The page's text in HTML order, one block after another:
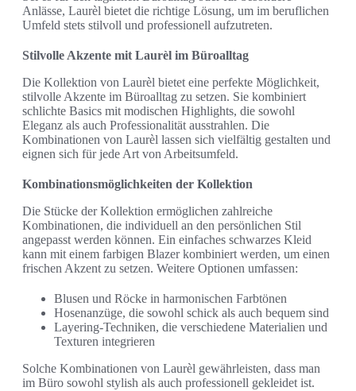
Anlässe, Laurèl bietet die richtige Lösung, um im beruflichen
Umfeld stets stilvoll und professionell aufzutreten.
Stilvolle Akzente mit Laurèl im Büroalltag
Die Kollektion von Laurèl bietet eine perfekte Möglichkeit,
stilvolle Akzente im Büroalltag zu setzen. Sie kombiniert
schlichte Basics mit modischen Highlights, die sowohl
Eleganz als auch Professionalität ausstrahlen. Die
Kombinationen von Laurèl lassen sich vielfältig gestalten und
eignen sich für jede Art von Arbeitsumfeld.
Kombinationsmöglichkeiten der Kollektion
Die Stücke der Kollektion ermöglichen zahlreiche
Kombinationen, die individuell an den persönlichen Stil
angepasst werden können. Ein einfaches schwarzes Kleid
kann mit einem farbigen Blazer kombiniert werden, um einen
frischen Akzent zu setzen. Weitere Optionen umfassen:
Blusen und Röcke in harmonischen Farbtönen
Hosenanzüge, die sowohl schick als auch bequem sind
Layering-Techniken, die verschiedene Materialien und
Texturen integrieren
Solche Kombinationen von Laurèl gewährleisten, dass man
im Büro sowohl stylish als auch professionell gekleidet ist.